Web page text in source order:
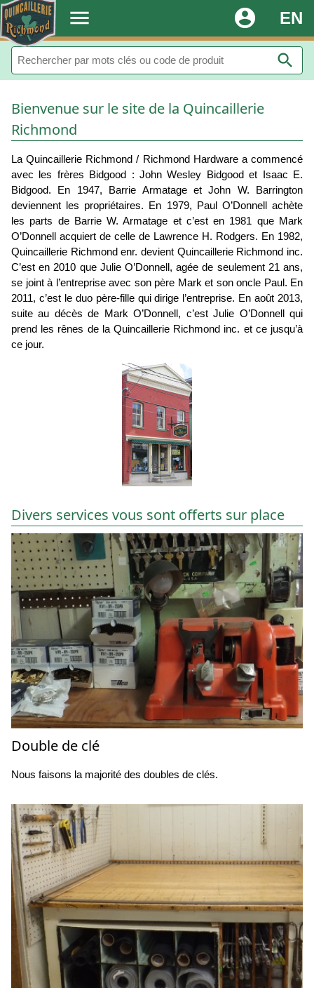
. menu EN
account_circle
search
Bienvenue sur le site de la Quincaillerie
Richmond
La Quincaillerie Richmond / Richmond Hardware a commencé
avec les frères Bidgood : John Wesley Bidgood et Isaac E.
Bidgood. En 1947, Barrie Armatage et John W. Barrington
deviennent les propriétaires. En 1979, Paul O’Donnell achète
les parts de Barrie W. Armatage et c’est en 1981 que Mark
O’Donnell acquiert de celle de Lawrence H. Rodgers. En 1982,
Quincaillerie Richmond enr. devient Quincaillerie Richmond inc.
C’est en 2010 que Julie O’Donnell, agée de seulement 21 ans,
se joint à l’entreprise avec son père Mark et son oncle Paul. En
2011, c’est le duo père-fille qui dirige l’entreprise. En août 2013,
suite au décès de Mark O’Donnell, c’est Julie O’Donnell qui
prend les rênes de la Quincaillerie Richmond inc. et ce jusqu’à
ce jour.
Divers services vous sont offerts sur place
Double de clé
Nous faisons la majorité des doubles de clés.